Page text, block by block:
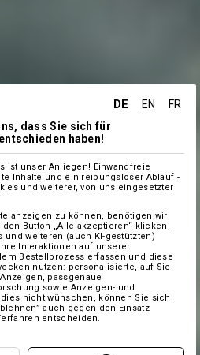
DE EN
FR
dass Sie sich für
haben!
ist unser Anliegen! Einwandfreie
Inhalte und ein reibungsloser Ablauf -
und weiterer, von uns eingesetzter
anzeigen zu können, benötigen wir
Button „Alle akzeptieren“ klicken,
und weiteren (auch KI-gestützten)
Interaktionen auf unserer
Bestellprozess erfassen und diese
nutzen: personalisierte, auf Sie
passgenaue
sowie Anzeigen- und
nicht wünschen, können Sie sich
auch gegen den Einsatz
entscheiden.